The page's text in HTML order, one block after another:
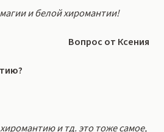
и белой хиромантии!
Вопрос от Ксения
и тд. это тоже самое,